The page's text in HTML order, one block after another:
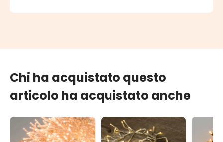
Chi ha acquistato questo
articolo ha acquistato anche